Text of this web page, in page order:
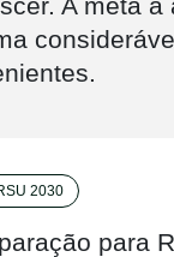
2030
para